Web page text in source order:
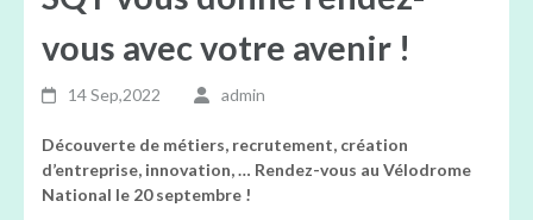
vous avec votre avenir !
14 Sep,2022 admin
Découverte de métiers, recrutement, création
d’entreprise, innovation, … Rendez-vous au Vélodrome
National le 20 septembre !